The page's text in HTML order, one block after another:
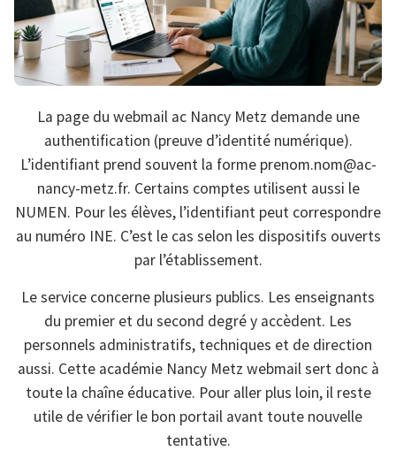
La page du webmail ac Nancy Metz demande une
authentification (preuve d’identité numérique).
L’identifiant prend souvent la forme prenom.nom@ac-
nancy-metz.fr. Certains comptes utilisent aussi le
NUMEN. Pour les élèves, l’identifiant peut correspondre
au numéro INE. C’est le cas selon les dispositifs ouverts
par l’établissement.
Le service concerne plusieurs publics. Les enseignants
du premier et du second degré y accèdent. Les
personnels administratifs, techniques et de direction
aussi. Cette académie Nancy Metz webmail sert donc à
toute la chaîne éducative. Pour aller plus loin, il reste
utile de vérifier le bon portail avant toute nouvelle
tentative.